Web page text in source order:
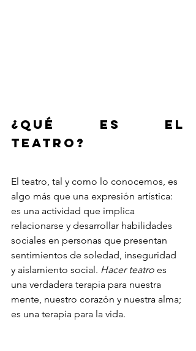
¿Qué es el
teatro?
El teatro, tal y como lo conocemos, es
algo más que una expresión artística:
es una actividad que implica
relacionarse y desarrollar habilidades
sociales en personas que presentan
sentimientos de soledad, inseguridad
y aislamiento social. Hacer teatro es
una verdadera terapia para nuestra
mente, nuestro corazón y nuestra alma;
es una terapia para la vida.